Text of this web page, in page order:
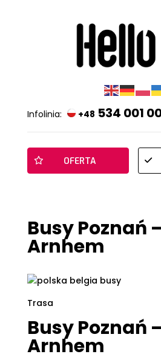
Infolinia: +48 534 001
OFERTA
Busy Poznań
Arnhem
Trasa
Busy Poznań
Arnhem